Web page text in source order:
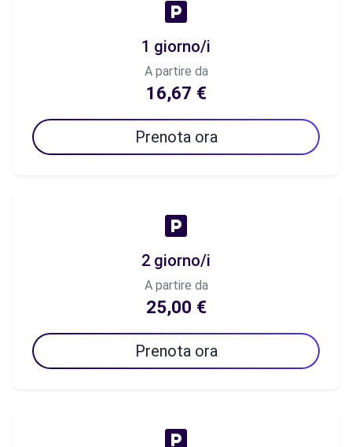
1 giorno/i
A partire da
16,67 €
Prenota ora
2 giorno/i
A partire da
25,00 €
Prenota ora